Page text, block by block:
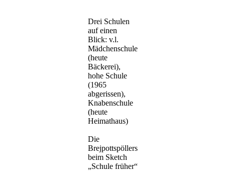
Drei Schulen
auf einen
Blick: v.l.
Mädchenschule
(heute
Bäckerei),
hohe Schule
(1965
abgerissen),
Knabenschule
(heute
Heimathaus)
Die
Brejpottspöllers
beim Sketch
„Schule früher“